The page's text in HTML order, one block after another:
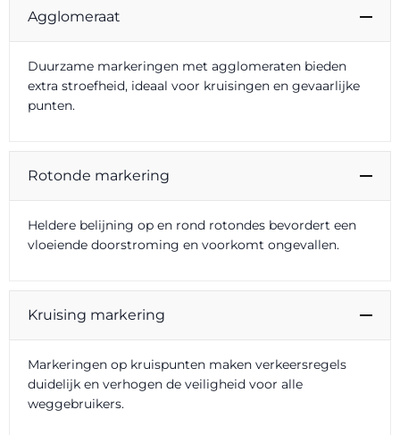
Agglomeraat
Duurzame markeringen met agglomeraten bieden
extra stroefheid, ideaal voor kruisingen en gevaarlijke
punten.
Rotonde markering
Heldere belijning op en rond rotondes bevordert een
vloeiende doorstroming en voorkomt ongevallen.
Kruising markering
Markeringen op kruispunten maken verkeersregels
duidelijk en verhogen de veiligheid voor alle
weggebruikers.